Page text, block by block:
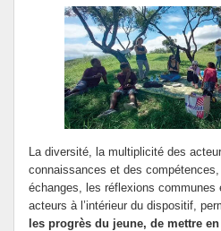
La diversité, la multiplicité des
connaissances et des
échanges, les réflexions communes
acteurs à l’intérieur du dispositif,
les progrès du jeune, de mettre